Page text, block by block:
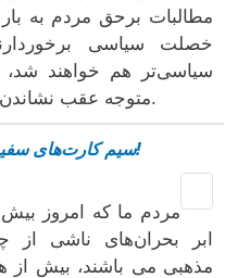
مطالبات برحق مردم به بار
خصلت سیاسی
سیاسی‌تر هم‌ خواهند
متوجه عقب نشاندن کل جمهوری اسلامی شود.
سیم کارت‌های سفید و سیاه: تبعیض سیستماتیک!
مردم ما که امروز بیش
ابر بحران‌های ناشی از
مذهبی می باشند، بیش از